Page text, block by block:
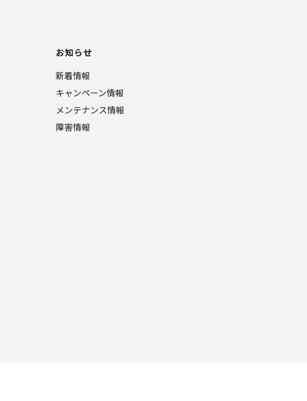
お知らせ
新着情報
キャンペーン情報
メンテナンス情報
障害情報